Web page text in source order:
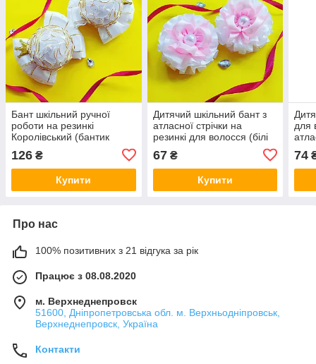
Бант шкільний ручної
роботи на резинкі
Королівський (бантик
школу, білі банти канзаші
на голову)
126 ₴
Купити
Дитячий шкільний бант з
атласної стрічки на
резинкі для волосся (білі
бантики ручної роботи в
школу канзаші для
дівчинки)
67₴
Купити
для
в
74
Про нас
100% позитивних з 21 відгука за рік
Працює з 08.08.2020
м. Верхнеднепровск
51600, Дніпропетровська обл. м. Верхньодніпровськ,
Верхнеднепровск, Україна
Контакти